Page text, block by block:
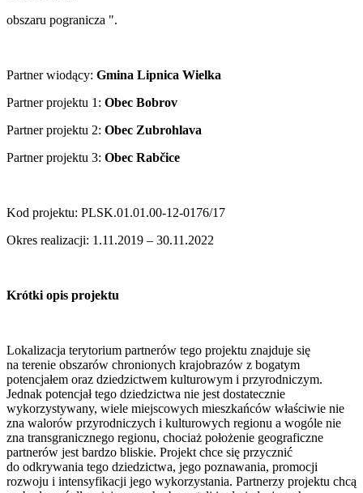
obszaru pogranicza ".
Partner wiodący: Gmina Lipnica Wielka
Partner projektu 1: Obec Bobrov
Partner projektu 2: Obec Zubrohlava
Partner projektu 3: Obec Rabčice
Kod projektu: PLSK.01.01.00-12-0176/17
Okres realizacji: 1.11.2019 – 30.11.2022
Krótki opis projektu
Lokalizacja terytorium partnerów tego projektu znajduje się
na terenie obszarów chronionych krajobrazów z bogatym
potencjałem oraz dziedzictwem kulturowym i przyrodniczym.
Jednak potencjał tego dziedzictwa nie jest dostatecznie
wykorzystywany, wiele miejscowych mieszkańców właściwie nie
zna walorów przyrodniczych i kulturowych regionu a wogóle nie
zna transgranicznego regionu, chociaż położenie geograficzne
partnerów jest bardzo bliskie. Projekt chce się przycznić
do odkrywania tego dziedzictwa, jego poznawania, promocji
rozwoju i intensyfikacji jego wykorzystania. Partnerzy projektu chcą